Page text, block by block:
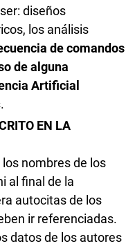
diseños
los análisis
de comandos
de alguna
Artificial
EN LA
los nombres de los
al final de la
autocitas de los
ir referenciadas.
datos de los autores